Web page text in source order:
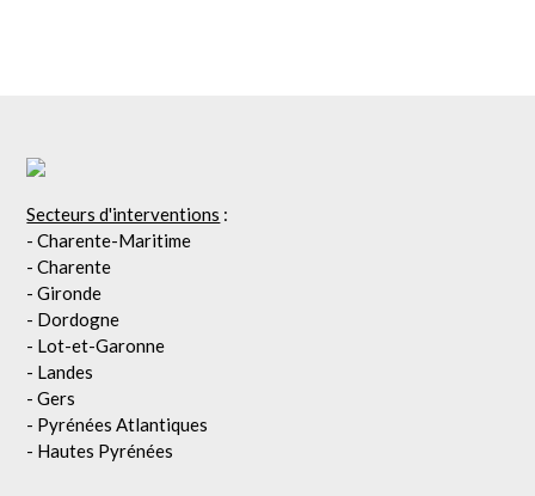
Secteurs d'interventions :
- Charente-Maritime
- Charente
- Gironde
- Dordogne
- Lot-et-Garonne
- Landes
- Gers
- Pyrénées Atlantiques
- Hautes Pyrénées